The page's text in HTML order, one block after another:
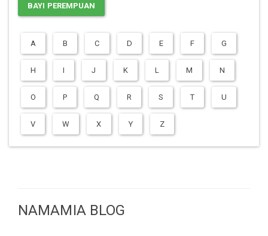
BAYI PEREMPUAN
A B C D E F G
H I J K L M N
O P Q R S T U
V W X Y Z
NAMAMIA BLOG